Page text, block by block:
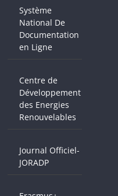
Système
National De
Documentation
en Ligne
Centre de
Développement
des Energies
Renouvelables
Journal Officiel-
JORADP